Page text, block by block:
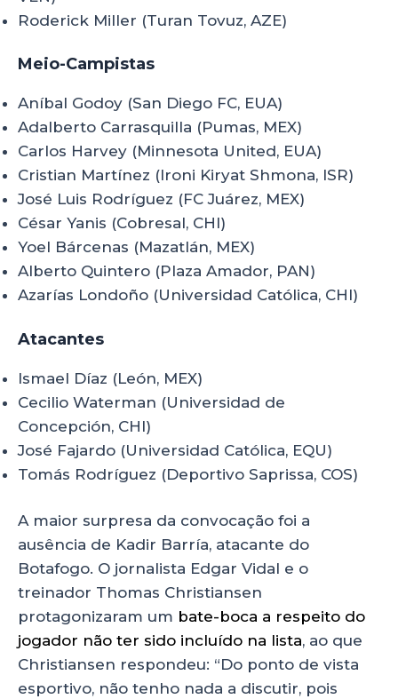
Roderick Miller (Turan Tovuz, AZE)
Meio-Campistas
Aníbal Godoy (San Diego FC, EUA)
Adalberto Carrasquilla (Pumas, MEX)
Carlos Harvey (Minnesota United, EUA)
Cristian Martínez (Ironi Kiryat Shmona, ISR)
José Luis Rodríguez (FC Juárez, MEX)
César Yanis (Cobresal, CHI)
Yoel Bárcenas (Mazatlán, MEX)
Alberto Quintero (Plaza Amador, PAN)
Azarías Londoño (Universidad Católica, CHI)
Atacantes
Ismael Díaz (León, MEX)
Cecilio Waterman (Universidad de
Concepción, CHI)
José Fajardo (Universidad Católica, EQU)
Tomás Rodríguez (Deportivo Saprissa, COS)
A maior surpresa da convocação foi a
ausência de Kadir Barría, atacante do
Botafogo. O jornalista Edgar Vidal e o
treinador Thomas Christiansen
protagonizaram um bate-boca a respeito do
jogador não ter sido incluído na lista, ao que
Christiansen respondeu: “Do ponto de vista
esportivo, não tenho nada a discutir, pois